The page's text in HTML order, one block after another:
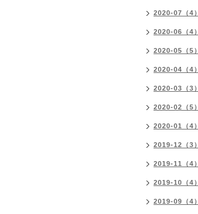
2020-07（4）
2020-06（4）
2020-05（5）
2020-04（4）
2020-03（3）
2020-02（5）
2020-01（4）
2019-12（3）
2019-11（4）
2019-10（4）
2019-09（4）